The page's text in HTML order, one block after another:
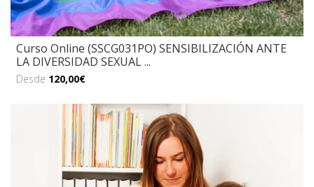
Curso Online (SSCG031PO) SENSIBILIZACIÓN ANTE
LA DIVERSIDAD SEXUAL ...
Desde 120,00€